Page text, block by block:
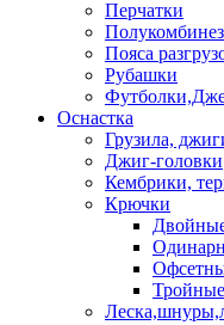
Перчатки
Пояса
Рубашки
Оснастка
Грузила,
Джиг-головки
Кембрики,
Крючки
Тройные